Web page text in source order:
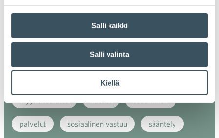
Salli kaikki
Salli valinta
Kiellä
kaupan näkymät kauppa kemikaalit
koronavirus
kuluttajat kuluttajien luottamus
palvelut sosiaalinen vastuu sääntely